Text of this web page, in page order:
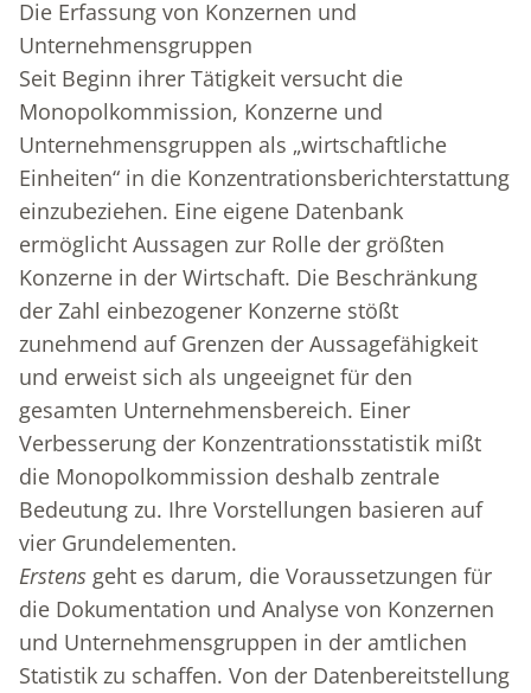
Die Erfassung von Konzernen und
Unternehmensgruppen
Seit Beginn ihrer Tätigkeit versucht die
Monopolkommission, Konzerne und
Unternehmensgruppen als „wirtschaftliche
Einheiten“ in die Konzentrationsberichterstattung
einzubeziehen. Eine eigene Datenbank
ermöglicht Aussagen zur Rolle der größten
Konzerne in der Wirtschaft. Die Beschränkung
der Zahl einbezogener Konzerne stößt
zunehmend auf Grenzen der Aussagefähigkeit
und erweist sich als ungeeignet für den
gesamten Unternehmensbereich. Einer
Verbesserung der Konzentrationsstatistik mißt
die Monopolkommission deshalb zentrale
Bedeutung zu. Ihre Vorstellungen basieren auf
vier Grundelementen.
Erstens geht es darum, die Voraussetzungen für
die Dokumentation und Analyse von Konzernen
und Unternehmensgruppen in der amtlichen
Statistik zu schaffen. Von der Datenbereitstellung